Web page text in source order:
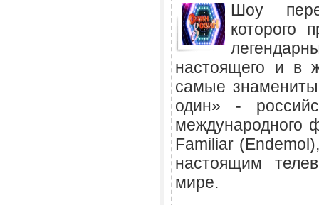
Шоу
которого
настоящего и в
самые
один» -
международного
Familiar
настоящим
мире.